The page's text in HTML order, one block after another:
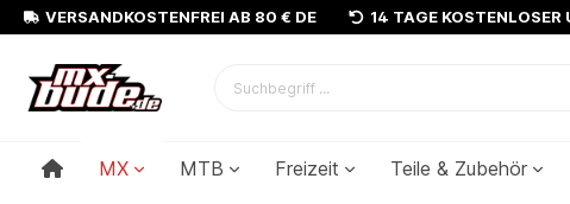
VERSANDKOSTENFREI AB 80 € DE 14 TAGE KOSTENLOSER
MX MTB Freizeit Teile & Zubehör